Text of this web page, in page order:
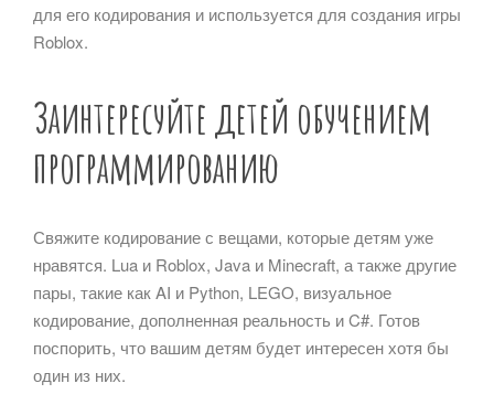
для его кодирования и используется для создания игры
Roblox.
Заинтересуйте детей обучением
программированию
Свяжите кодирование с вещами, которые детям уже
нравятся. Lua и Roblox, Java и Minecraft, а также другие
пары, такие как AI и Python, LEGO, визуальное
кодирование, дополненная реальность и C#. Готов
поспорить, что вашим детям будет интересен хотя бы
один из них.